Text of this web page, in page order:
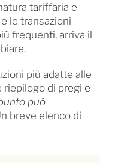
tariffaria e
le transazioni
frequenti, arriva il
più adatte alle
riepilogo di pregi e
può
breve elenco di